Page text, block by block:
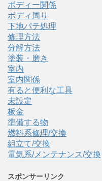
ボディー関係
ボディ周り
下地パテ処理
修理方法
分解方法
塗装・磨き
室内
室内関係
有ると便利な工具
未設定
板金
準備する物
燃料系修理/交換
組立て/交換
電気系/メンテナンス/交換
スポンサーリンク